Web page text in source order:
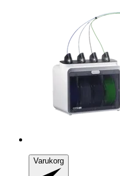
Varukorg